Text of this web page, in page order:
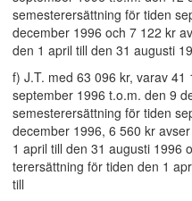
semesterersättning för tiden
december 1996 och 7 122 kr
den 1 april till den 31 augusti
f) J.T. med 63 096 kr, varav
september 1996 t.o.m. den 9
semesterersättning för tiden
december 1996, 6 560 kr
1 april till den 31 augusti 1996
terersättning för tiden den 1
till